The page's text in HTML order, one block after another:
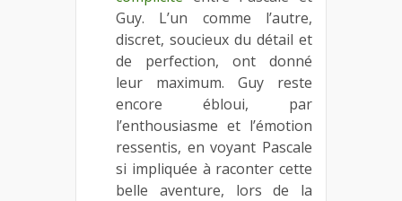
Guy. L’un comme l’autre,
discret, soucieux du détail et
de perfection, ont donné
leur maximum. Guy reste
encore ébloui, par
l’enthousiasme et l’émotion
ressentis, en voyant Pascale
si impliquée à raconter cette
belle aventure, lors de la